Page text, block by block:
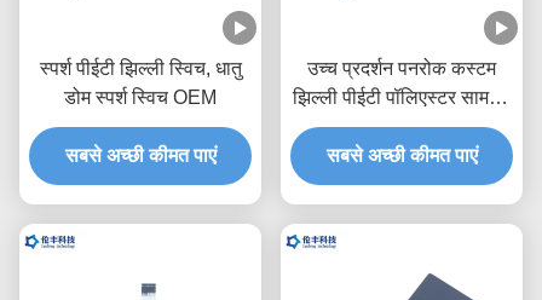
स्पर्श पीईटी झिल्ली स्विच, धातु
डोम स्पर्श स्विच OEM
सबसे अच्छी कीमत पाएं
उच्च प्रदर्शन पनरोक कस्टम
झिल्ली पीईटी पॉलिएस्टर सामग्री
स्विच करता है
सबसे अच्छी कीमत पाएं